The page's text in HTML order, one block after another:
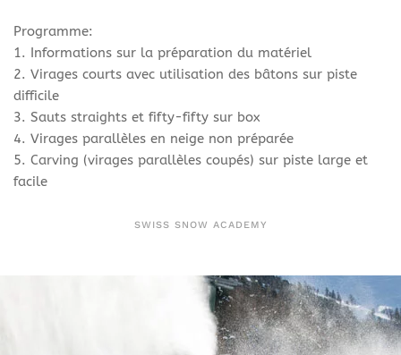
Programme:
1. Informations sur la préparation du matériel
2. Virages courts avec utilisation des bâtons sur piste
difficile
3. Sauts straights et fifty-fifty sur box
4. Virages parallèles en neige non préparée
5. Carving (virages parallèles coupés) sur piste large et
facile
SWISS SNOW ACADEMY